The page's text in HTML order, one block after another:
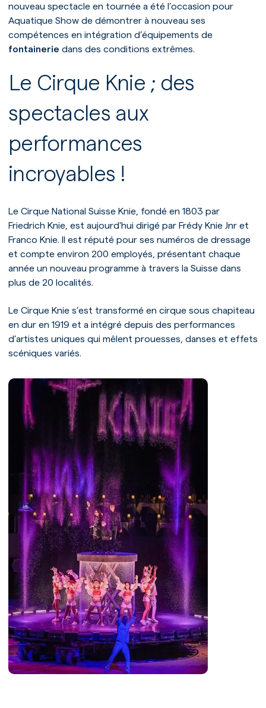
nouveau spectacle en tournée a été l’occasion pour
Aquatique Show de démontrer à nouveau ses
compétences en intégration d’équipements de
fontainerie dans des conditions extrêmes.
Le Cirque Knie ; des
spectacles aux
performances
incroyables !
Le Cirque National Suisse Knie, fondé en 1803 par
Friedrich Knie, est aujourd'hui dirigé par Frédy Knie Jnr et
Franco Knie. Il est réputé pour ses numéros de dressage
et compte environ 200 employés, présentant chaque
année un nouveau programme à travers la Suisse dans
plus de 20 localités.
Le Cirque Knie s’est transformé en cirque sous chapiteau
en dur en 1919 et a intégré depuis des performances
d’artistes uniques qui mêlent prouesses, danses et effets
scéniques variés.